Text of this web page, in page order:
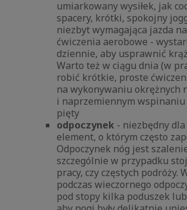
umiarkowany wysiłek, jak
spacery, krótki, spokojny
niezbyt wymagająca jazda
ćwiczenia aerobowe -
dziennie, aby usprawnić
Warto też w ciągu dnia (w
robić krótkie, proste
na wykonywaniu okrężnych
i naprzemiennym wspinaniu
pięty
odpoczynek - niezbędny
element, o którym często
Odpoczynek nóg jest
szczególnie w przypadku
pracy, czy częstych podróży.
podczas wieczornego
pod stopy kilka poduszek lub